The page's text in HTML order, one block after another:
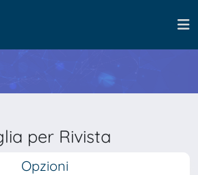
per Rivista
Opzioni